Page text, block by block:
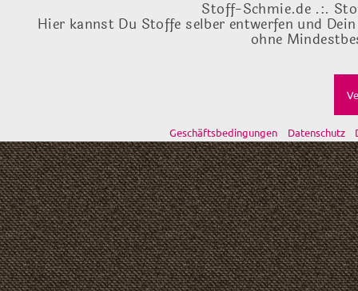
Stoff-Schmie.de .:.
Hier kannst Du Stoffe selber entwerfen und
ohne
Geschäftsbedingungen Datenschutz